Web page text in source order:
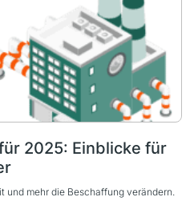
2025: Einblicke für
und mehr die Beschaffung verändern.